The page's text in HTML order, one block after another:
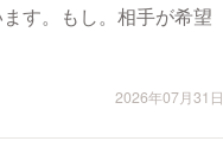
す。もし。相手が希望
2026年07月31日